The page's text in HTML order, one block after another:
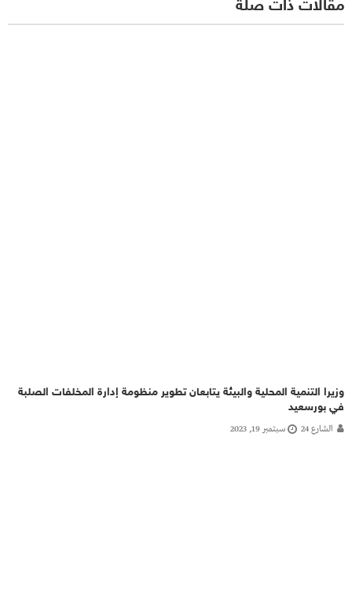
مقالات ذات صلة
وزيرا التنمية المحلية والبيئة يتابعان تطوير منظومة إدارة المخلفات الصلبة
في بورسعيد
الشارع 24 سبتمبر 19, 2023